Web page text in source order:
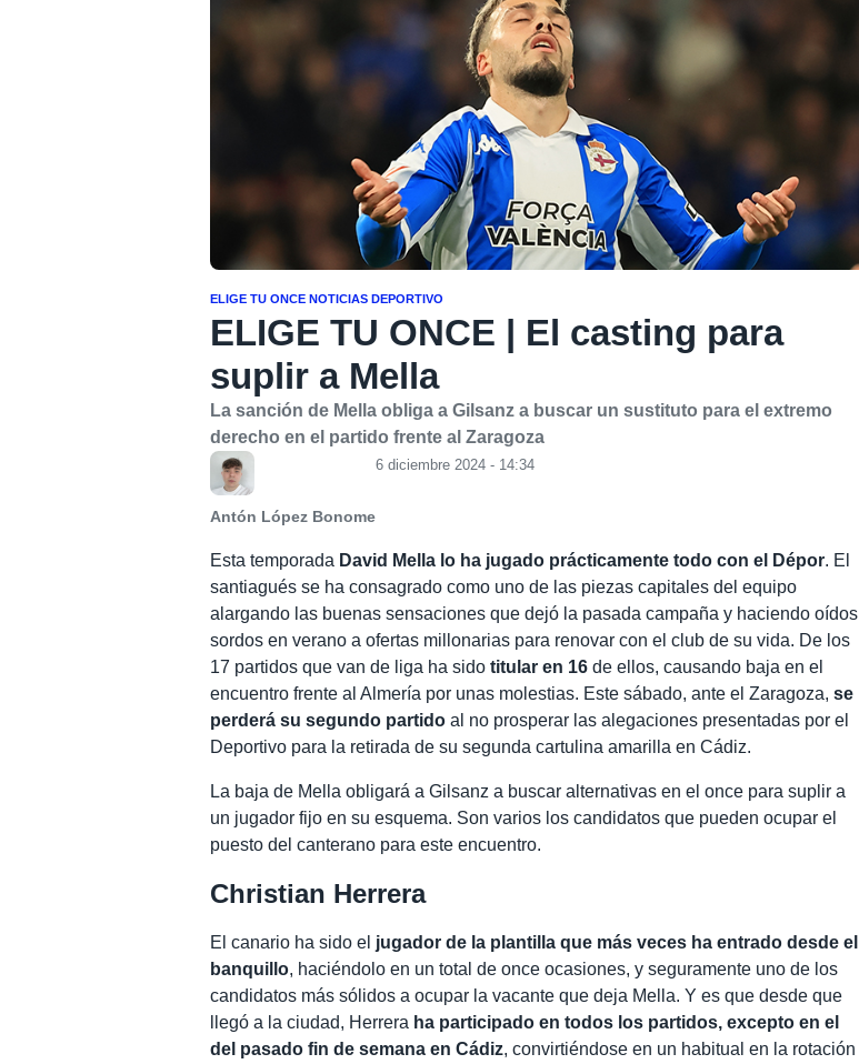
ELIGE TU ONCE NOTICIAS DEPORTIVO
ELIGE TU ONCE | El casting para
suplir a Mella
La sanción de Mella obliga a Gilsanz a buscar un sustituto para el extremo
derecho en el partido frente al Zaragoza
Antón López Bonome
6 diciembre 2024 - 14:34
Esta temporada David Mella lo ha jugado prácticamente todo con el Dépor. El
santiagués se ha consagrado como uno de las piezas capitales del equipo
alargando las buenas sensaciones que dejó la pasada campaña y haciendo oídos
sordos en verano a ofertas millonarias para renovar con el club de su vida. De los
17 partidos que van de liga ha sidotitular en 16 de ellos, causando baja en el
encuentro frente al Almería por unas molestias. Este sábado, ante el Zaragoza,se
perderá su segundo partido al no prosperar las alegaciones presentadas por el
Deportivo para la retirada de su segunda cartulina amarilla en Cádiz.
La baja de Mella obligará a Gilsanz a buscar alternativas en el once para suplir a
un jugador fijo en su esquema. Son varios los candidatos que pueden ocupar el
puesto del canterano para este encuentro.
Christian Herrera
El canario ha sido el jugador de la plantilla que más veces ha entrado desde el
banquillo, haciéndolo en un total de once ocasiones, y seguramente uno de los
candidatos más sólidos a ocupar la vacante que deja Mella. Y es que desde que
llegó a la ciudad, Herrera ha participado en todos los partidos, excepto en el
del pasado fin de semana en Cádiz, convirtiéndose en un habitual en la rotación